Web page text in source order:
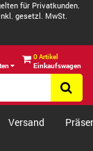
für Privatkunden.
gesetzl. MwSt.
0 Artikel
Einkaufswagen
Versand